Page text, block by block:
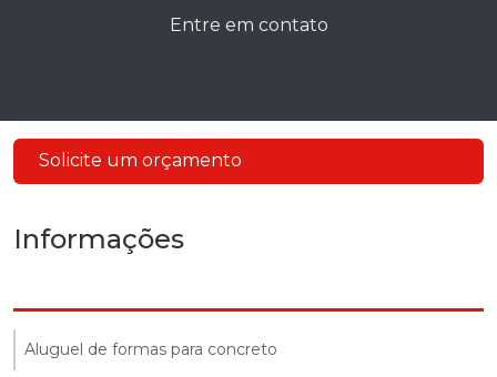
Entre em contato
Solicite um orçamento
Informações
Aluguel de formas para concreto